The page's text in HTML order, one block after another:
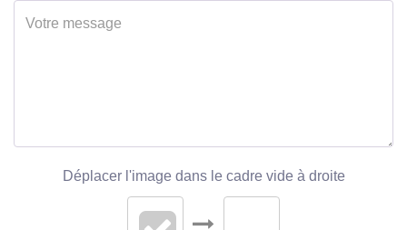
Déplacer l'image dans le cadre vide à droite